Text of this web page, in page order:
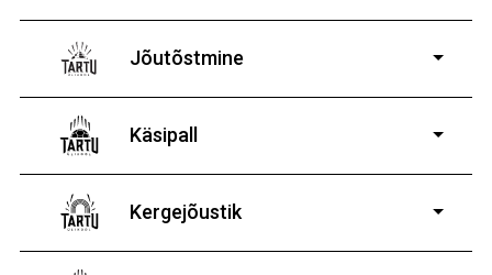
vanematele poistele ja tüdrukutele
Jõutõstmine
14-19-aastastele
poistele ja tüdrukutele
Käsipall
Kergejõustik
liitumisleping.